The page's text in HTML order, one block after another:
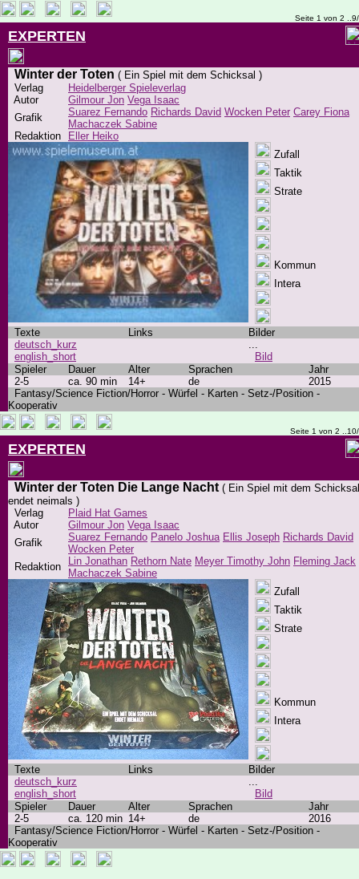
Seite 1 von 2
EXPERTEN
Winter der Toten ( Ein Spiel mit dem Schicksal )
Verlag
Heidelberger Spieleverlag
Autor
Gilmour Jon Vega Isaac
Grafik
Suarez Fernando Richards David Wocken Peter Carey Fiona
Machaczek Sabine
Redaktion
Eller Heiko
Zufall
Taktik
Strate
Kommun
Intera
Texte Links
Bilder
deutsch_kurz
english_short
...
Bild
Spieler
Dauer Alter Sprachen
Jahr
2-5
ca. 90 min 14+ de
2015
Fantasy/Science Fiction/Horror - Würfel - Karten - Setz-/Position -
Kooperativ
Seite 1 von 2
EXPERTEN
Winter der Toten Die Lange Nacht ( Ein Spiel mit dem Schicksal
endet neimals )
Verlag
Plaid Hat Games
Autor
Gilmour Jon Vega Isaac
Grafik
Suarez Fernando Panelo Joshua Ellis Joseph Richards David
Wocken Peter
Redaktion
Lin Jonathan Rethorn Nate Meyer Timothy John Fleming Jack
Machaczek Sabine
Zufall
Taktik
Strate
Kommun
Intera
Texte Links
Bilder
deutsch_kurz
english_short
...
Bild
Spieler
Dauer Alter Sprachen
Jahr
2-5
ca. 120 min 14+ de
2016
Fantasy/Science Fiction/Horror - Würfel - Karten - Setz-/Position -
Kooperativ